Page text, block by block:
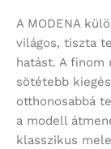
A MODENA
világos, tiszta
hatást. A finom
sötétebb
otthonosabbá
a modell
klasszikus